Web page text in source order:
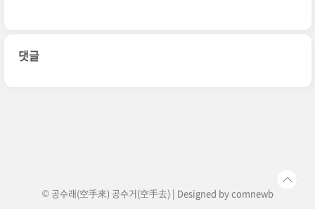
댓글
© 공수래(空手來) 공수거(空手去) | Designed bycomnewb